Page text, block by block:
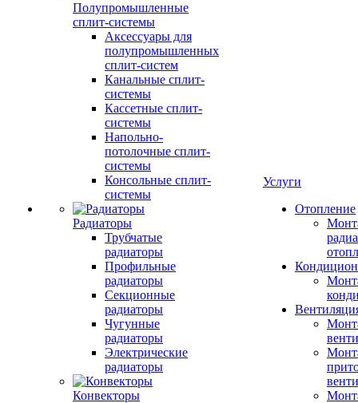
Полупромышленные
сплит-системы
Аксессуары для
полупромышленных
сплит-систем
Канальные сплит-
системы
Кассетные сплит-
системы
Напольно-
потолочные сплит-
системы
Консольные сплит-
системы
Радиаторы
Трубчатые
радиаторы
Профильные
радиаторы
Секционные
радиаторы
Чугунные
радиаторы
Электрические
радиаторы
Конвекторы
Услуги
Отопление